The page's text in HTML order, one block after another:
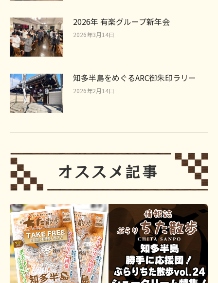
2026年 有楽グループ新年会
2026年3月14日
知多半島をめぐるARC御朱印ラリー
2026年2月14日